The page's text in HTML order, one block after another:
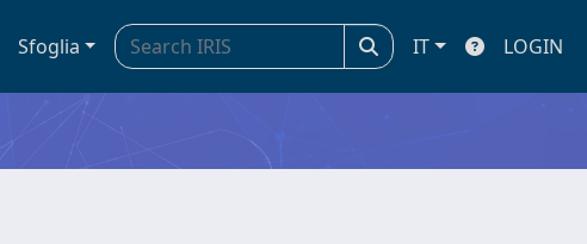
Sfoglia IT LOGIN